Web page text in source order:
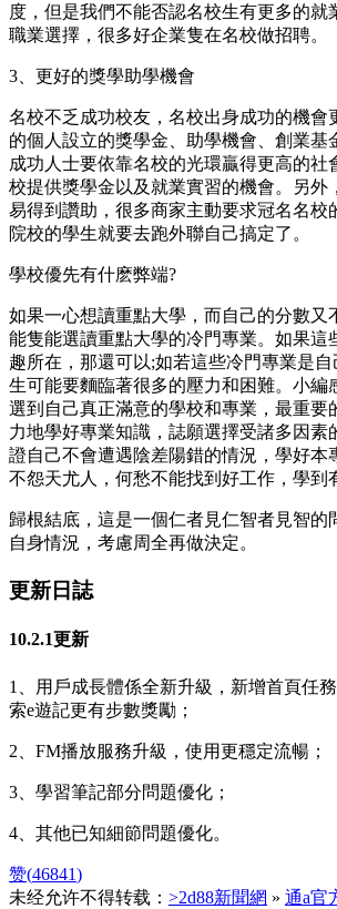
度，但是我們不能否認名校生有更多的就
職業選擇，很多好企業隻在名校做招聘。
3、更好的獎學助學機會
名校不乏成功校友，名校出身成功的機會
的個人設立的獎學金、助學機會、創業基
成功人士要依靠名校的光環贏得更高的社
校提供獎學金以及就業實習的機會。另外
易得到讚助，很多商家主動要求冠名名校
院校的學生就要去跑外聯自己搞定了。
學校優先有什麽弊端?
如果一心想讀重點大學，而自己的分數又
能隻能選讀重點大學的冷門專業。如果這
趣所在，那還可以;如若這些冷門專業是
生可能要麵臨著很多的壓力和困難。小編
選到自己真正滿意的學校和專業，最重要
力地學好專業知識，誌願選擇受諸多因素
證自己不會遭遇陰差陽錯的情況，學好本
不怨天尤人，何愁不能找到好工作，學到
歸根結底，這是一個仁者見仁智者見智的
自身情況，考慮周全再做決定。
更新日誌
10.2.1更新
1、用戶成長體係全新升級，新增首頁任
索e遊記更有步數獎勵；
2、FM播放服務升級，使用更穩定流暢；
3、學習筆記部分問題優化；
4、其他已知細節問題優化。
赞(46841)
未经允许不得转载： >2d88新聞網 » 通a官